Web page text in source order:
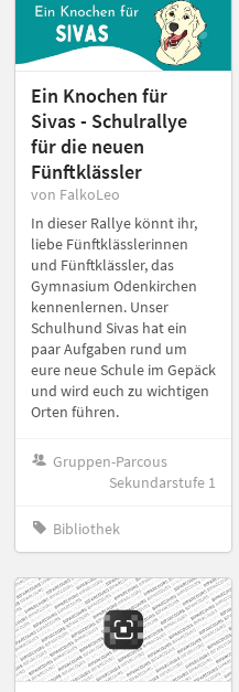
Ein Knochen für
Sivas - Schulrallye
für die neuen
Fünftklässler
von FalkoLeo
In dieser Rallye könnt ihr,
liebe Fünftklässlerinnen
und Fünftklässler, das
Gymnasium Odenkirchen
kennenlernen. Unser
Schulhund Sivas hat ein
paar Aufgaben rund um
eure neue Schule im Gepäck
und wird euch zu wichtigen
Orten führen.
Gruppen-Parcous
Sekundarstufe 1
Bibliothek